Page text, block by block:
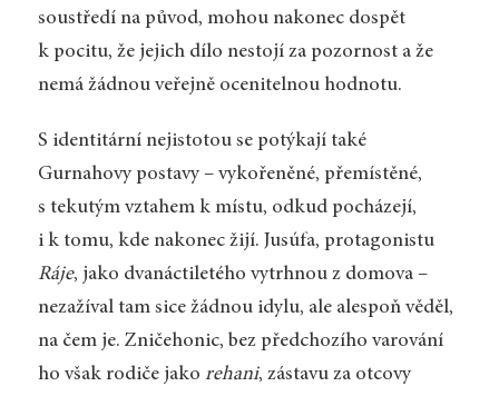
soustředí na původ, mohou nakonec dospět
k pocitu, že jejich dílo nestojí za pozornost a že
nemá žádnou veřejně ocenitelnou hodnotu.
S identitární nejistotou se potýkají také
Gurnahovy postavy – vykořeněné, přemístěné,
s tekutým vztahem k místu, odkud pocházejí,
i k tomu, kde nakonec žijí. Jusúfa, protagonistu
Ráje, jako dvanáctiletého vytrhnou z domova –
nezažíval tam sice žádnou idylu, ale alespoň věděl,
na čem je. Zničehonic, bez předchozího varování
ho však rodiče jako rehani, zástavu za otcovy